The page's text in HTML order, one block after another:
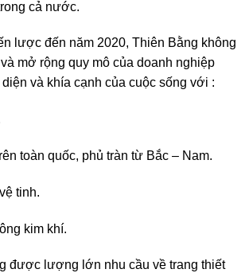
cả nước.
lược đến năm 2020, Thiên Bằng không
mở rộng quy mô của doanh nghiệp
và khía cạnh của cuộc sống với :
toàn quốc, phủ tràn từ Bắc – Nam.
tinh.
kim khí.
được lượng lớn nhu cầu về trang thiết